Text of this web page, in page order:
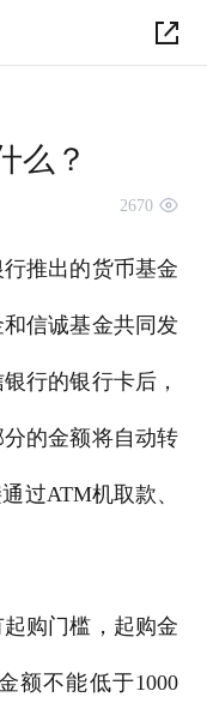
么？
2670
推出的货币基金
信诚基金共同发
行的银行卡后，
的金额将自动转
过ATM机取款、
购门槛，起购金
额不能低于1000